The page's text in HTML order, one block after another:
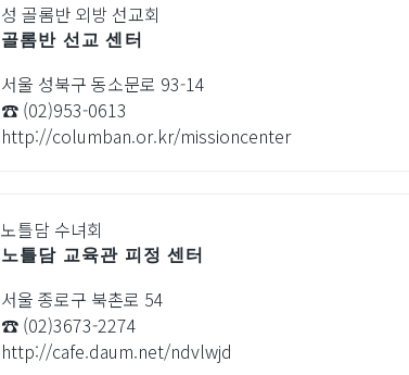
성 골롬반 외방 선교회
골롬반 선교 센터
서울 성북구 동소문로 93-14
☎ (02)953-0613
http://columban.or.kr/missioncenter
노틀담 수녀회
노틀담 교육관 피정 센터
서울 종로구 북촌로 54
☎ (02)3673-2274
http://cafe.daum.net/ndvlwjd